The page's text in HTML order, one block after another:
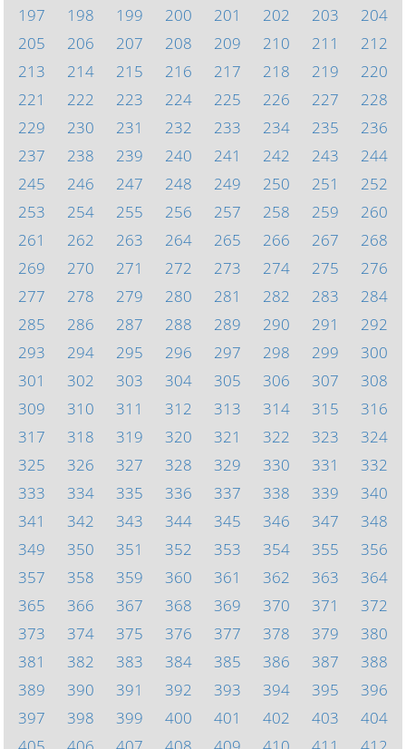
197
198 199 200 201 202 203
204
205
206 207 208 209 210 211
212
213
214 215 216 217 218 219
220
221
222 223 224 225 226 227
228
229
230 231 232 233 234 235
236
237
238 239 240 241 242 243
244
245
246 247 248 249 250 251
252
253
254 255 256 257 258 259
260
261
262 263 264 265 266 267
268
269
270 271 272 273 274 275
276
277
278 279 280 281 282 283
284
285
286 287 288 289 290 291
292
293
294 295 296 297 298 299
300
301
302 303 304 305 306 307
308
309
310 311 312 313 314 315
316
317
318 319 320 321 322 323
324
325
326 327 328 329 330 331
332
333
334 335 336 337 338 339
340
341
342 343 344 345 346 347
348
349
350 351 352 353 354 355
356
357
358 359 360 361 362 363
364
365
366 367 368 369 370 371
372
373
374 375 376 377 378 379
380
381
382 383 384 385 386 387
388
389
390 391 392 393 394 395
396
397
398 399 400 401 402 403
404